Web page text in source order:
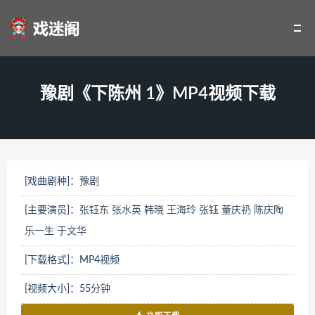
豫剧《下陈州 1》MP4视频下载
[戏曲剧种]： 豫剧
[主要演员]： 张钰东 张水英 韩晓 王海玲 张钰 董庆礽 陈庆陶
乐一生 于文华
[下载格式]：MP4视频
[视频大小]：55分钟